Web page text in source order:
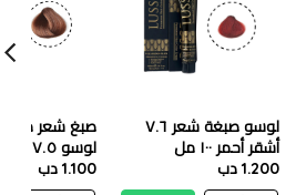
لوسو صبغة شعر ٧.٦
أشقر أحمر ١٠٠ مل
1.200 دب
صبغ شعر من
١٠٠ ملي
1.100 دب